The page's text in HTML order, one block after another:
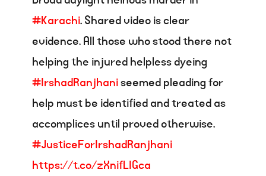
#Karachi. Shared video is clear
evidence. All those who stood there not
helping the injured helpless dyeing
#IrshadRanjhaniseemed pleading for
help must be identified and treated as
accomplices until proved otherwise.
#JusticeForIrshadRanjhani
https://t.co/zXnifLIGca